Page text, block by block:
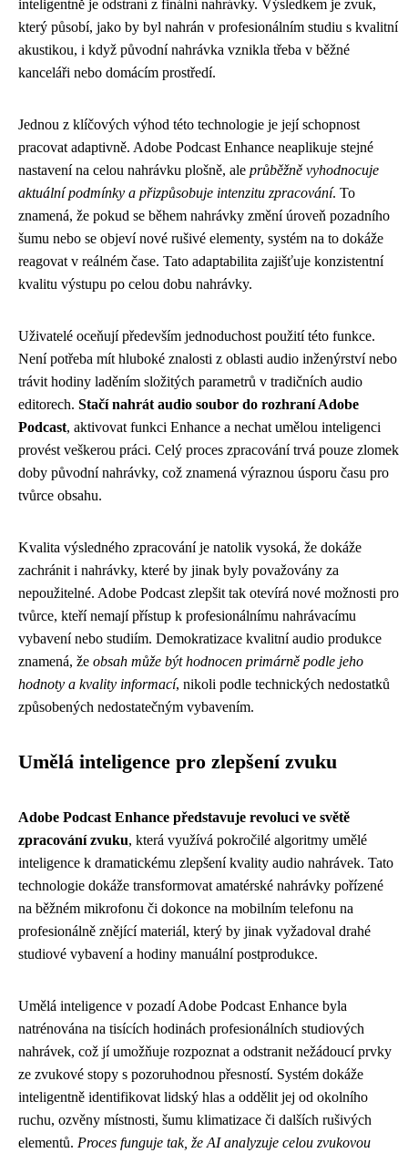
inteligentně je odstraní z finální nahrávky. Výsledkem je zvuk,
který působí, jako by byl nahrán v profesionálním studiu s kvalitní
akustikou, i když původní nahrávka vznikla třeba v běžné
kanceláři nebo domácím prostředí.
Jednou z klíčových výhod této technologie je její schopnost
pracovat adaptivně. Adobe Podcast Enhance neaplikuje stejné
nastavení na celou nahrávku plošně, ale průběžně vyhodnocuje
aktuální podmínky a přizpůsobuje intenzitu zpracování. To
znamená, že pokud se během nahrávky změní úroveň pozadního
šumu nebo se objeví nové rušivé elementy, systém na to dokáže
reagovat v reálném čase. Tato adaptabilita zajišťuje konzistentní
kvalitu výstupu po celou dobu nahrávky.
Uživatelé oceňují především jednoduchost použití této funkce.
Není potřeba mít hluboké znalosti z oblasti audio inženýrství nebo
trávit hodiny laděním složitých parametrů v tradičních audio
editorech. Stačí nahrát audio soubor do rozhraní Adobe
Podcast, aktivovat funkci Enhance a nechat umělou inteligenci
provést veškerou práci. Celý proces zpracování trvá pouze zlomek
doby původní nahrávky, což znamená výraznou úsporu času pro
tvůrce obsahu.
Kvalita výsledného zpracování je natolik vysoká, že dokáže
zachránit i nahrávky, které by jinak byly považovány za
nepoužitelné. Adobe Podcast zlepšit tak otevírá nové možnosti pro
tvůrce, kteří nemají přístup k profesionálnímu nahrávacímu
vybavení nebo studiím. Demokratizace kvalitní audio produkce
znamená, že obsah může být hodnocen primárně podle jeho
hodnoty a kvality informací, nikoli podle technických nedostatků
způsobených nedostatečným vybavením.
Umělá inteligence pro zlepšení zvuku
Adobe Podcast Enhance představuje revoluci ve světě
zpracování zvuku, která využívá pokročilé algoritmy umělé
inteligence k dramatickému zlepšení kvality audio nahrávek. Tato
technologie dokáže transformovat amatérské nahrávky pořízené
na běžném mikrofonu či dokonce na mobilním telefonu na
profesionálně znějící materiál, který by jinak vyžadoval drahé
studiové vybavení a hodiny manuální postprodukce.
Umělá inteligence v pozadí Adobe Podcast Enhance byla
natrénována na tisících hodinách profesionálních studiových
nahrávek, což jí umožňuje rozpoznat a odstranit nežádoucí prvky
ze zvukové stopy s pozoruhodnou přesností. Systém dokáže
inteligentně identifikovat lidský hlas a oddělit jej od okolního
ruchu, ozvěny místnosti, šumu klimatizace či dalších rušivých
elementů. Proces funguje tak, že AI analyzuje celou zvukovou